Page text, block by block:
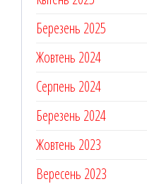
Березень 2025
Жовтень 2024
Серпень 2024
Березень 2024
Жовтень 2023
Вересень 2023